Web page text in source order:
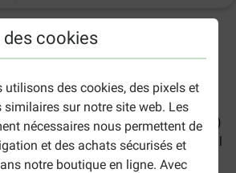
des cookies
utilisons des cookies, des pixels et
similaires sur notre site web. Les
nécessaires nous permettent de
et des achats sécurisés et
notre boutique en ligne. Avec
ouvrables estimés, sauf indication contraire.
pâtée pour chien (en sauce)
de grande race (à partir de 5 ans)
kg. Caractéristiques de la pâtée Royal